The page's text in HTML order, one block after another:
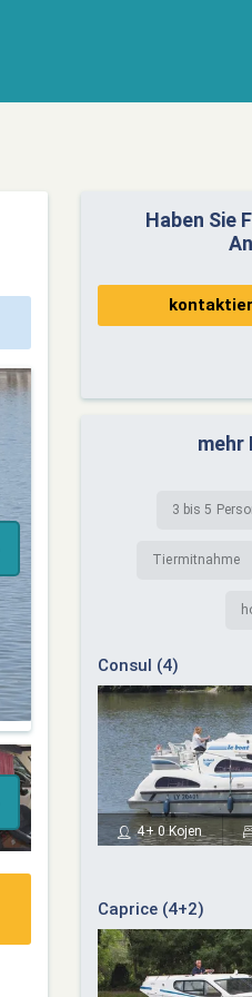
Haben Sie
mehr
3 bis 5
Tiermitnahme
Consul (4)
4+ 0 Kojen
Caprice (4+2)